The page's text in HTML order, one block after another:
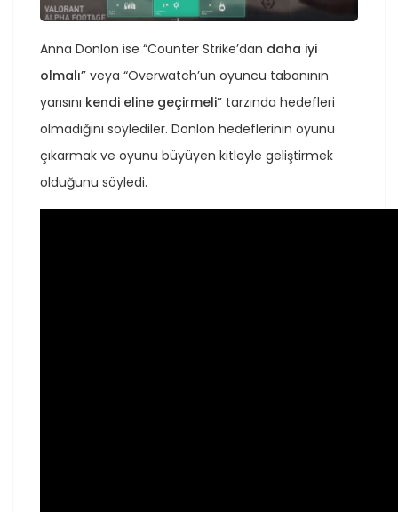
Anna Donlon ise “Counter Strike’dan daha iyi
olmalı” veya “Overwatch’un oyuncu tabanının
yarısını kendi eline geçirmeli” tarzında hedefleri
olmadığını söylediler. Donlon hedeflerinin oyunu
çıkarmak ve oyunu büyüyen kitleyle geliştirmek
olduğunu söyledi.